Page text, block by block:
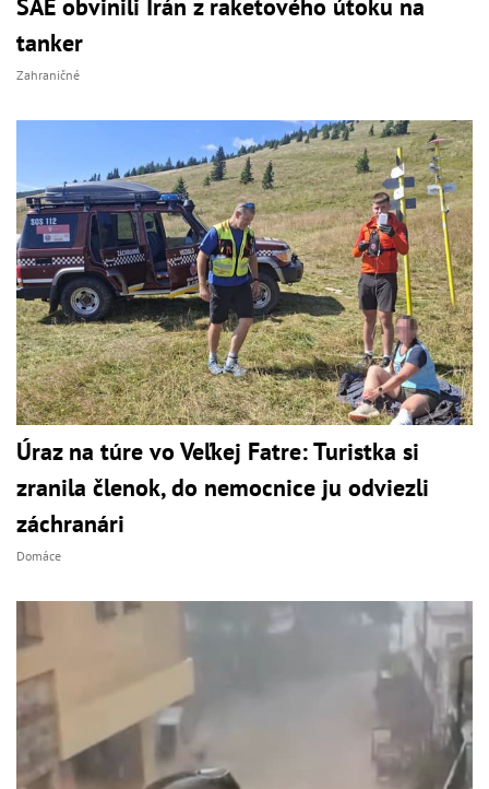
SAE obvinili Irán z raketového útoku na
tanker
Zahraničné
Úraz na túre vo Veľkej Fatre: Turistka si
zranila členok, do nemocnice ju odviezli
záchranári
Domáce